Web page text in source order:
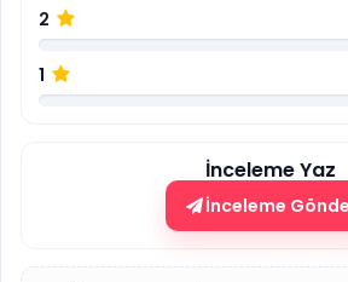
2
1
İnceleme Yaz
İnceleme